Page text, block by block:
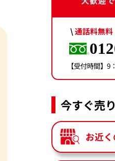
\通話料無料
【受付時間】
今すぐ売
お近